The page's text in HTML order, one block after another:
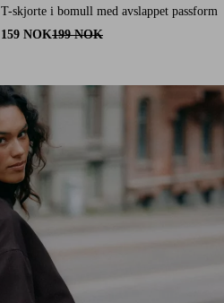
T-skjorte i bomull med avslappet passform
159 NOK199 NOK